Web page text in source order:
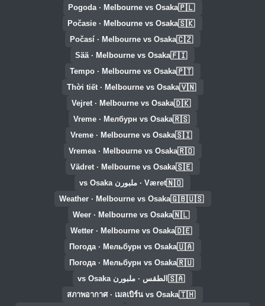
🇵🇱
Pogoda · Melbourne vs Osaka
🇸🇰
Počasie · Melbourne vs Osaka
🇨🇿
Počasí · Melbourne vs Osaka
🇫🇮
Sää · Melbourne vs Osaka
🇵🇹
Tempo · Melbourne vs Osaka
🇻🇳
Thời tiết · Melbourne vs Osaka
🇩🇰
Vejret · Melbourne vs Osaka
🇷🇸
Vreme · Мелбурн vs Osaka
🇸🇮
Vreme · Melbourne vs Osaka
🇷🇴
Vremea · Melbourne vs Osaka
🇸🇪
Vädret · Melbourne vs Osaka
🇳🇴Været · ملبورن vs Osaka
🇬🇧🇺🇸
Weather · Melbourne vs Osaka
🇳🇱
Weer · Melbourne vs Osaka
🇩🇪
Wetter · Melbourne vs Osaka
🇺🇦
Погода · Мельбурн vs Osaka
🇷🇺
Погода · Мельбурн vs Osaka
🇸🇦 الطقس · ملبورن vs Osaka
🇹🇭
สภาพอากาศ · เมลเบิร์น vs Osaka